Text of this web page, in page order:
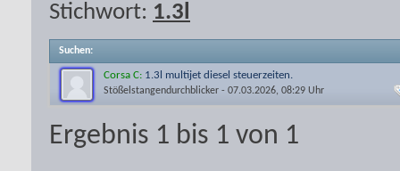
Stichwort: 1.3l
Suchen:
Corsa C: 1.3l multijet diesel steuerzeiten.
Stößelstangendurchblicker - 07.03.2026, 08:29 Uhr
Ergebnis 1 bis 1 von 1